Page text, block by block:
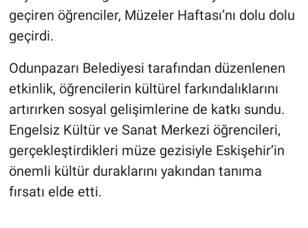
geçiren öğrenciler, Müzeler Haftası’nı dolu dolu
geçirdi.
Odunpazarı Belediyesi tarafından düzenlenen
etkinlik, öğrencilerin kültürel farkındalıklarını
artırırken sosyal gelişimlerine de katkı sundu.
Engelsiz Kültür ve Sanat Merkezi öğrencileri,
gerçekleştirdikleri müze gezisiyle Eskişehir’in
önemli kültür duraklarını yakından tanıma
fırsatı elde etti.